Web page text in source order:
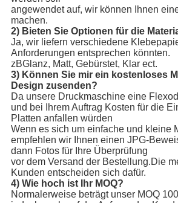
angewendet auf, wir können Ihnen
machen.
2) Bieten Sie Optionen für die
Ja, wir liefern verschiedene
Anforderungen entsprechen könnten.
zBGlanz, Matt, Gebürstet, Klar ect.
3) Können Sie mir ein kostenloses
Design zusenden?
Da unsere Druckmaschine eine
und bei Ihrem Auftrag Kosten für die
Platten anfallen würden
Wenn es sich um einfache und kleine
empfehlen wir Ihnen einen JPG-
dann Fotos für Ihre Überprüfung
vor dem Versand der Bestellung.Die
Kunden entscheiden sich dafür.
4) Wie hoch ist Ihr MOQ?
Normalerweise beträgt unser MOQ